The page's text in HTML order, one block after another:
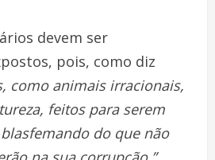
devem ser
pois, como diz
como animais irracionais,
feitos para serem
do que não